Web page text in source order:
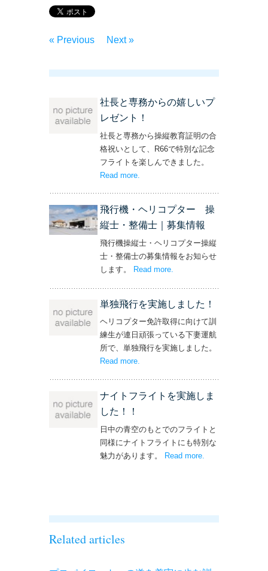
« Previous Next »
社長と専務からの嬉しいプ
レゼント！
社長と専務から操縦教育証明の合
格祝いとして、R66で特別な記念
フライトを楽しんできました。
Read more
飛行機・ヘリコプター 操
縦士・整備士｜募集情報
飛行機操縦士・ヘリコプター操縦
士・整備士の募集情報をお知らせ
します。
Read more
単独飛行を実施しました！
ヘリコプター免許取得に向けて訓
練生が連日頑張っている下妻運航
所で、単独飛行を実施しました。
Read more– ‘単独飛行を実施しました！’
.
ナイトフライトを実施しま
した！！
日中の青空のもとでのフライトと
同様にナイトフライトにも特別な
魅力があります。 Read more
Related articles